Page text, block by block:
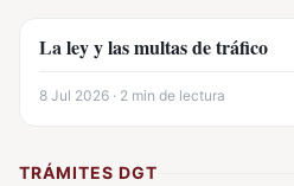
La ley y las multas de tráfico
8 Jul 2026 · 2 min de lectura
TRÁMITES DGT